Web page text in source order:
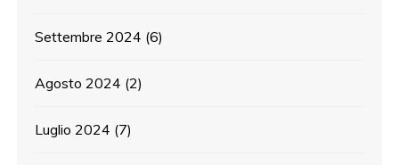
Settembre 2024 (6)
Agosto 2024 (2)
Luglio 2024 (7)